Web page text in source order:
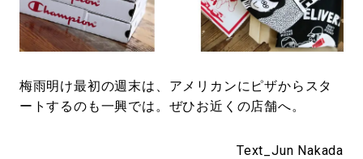
梅雨明け最初の週末は、アメリカンにピザからスタ
ートするのも一興では。ぜひお近くの店舗へ。
Text_Jun Nakada